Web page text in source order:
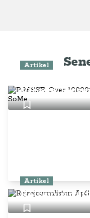
Artikel
Vibeke
Artikel